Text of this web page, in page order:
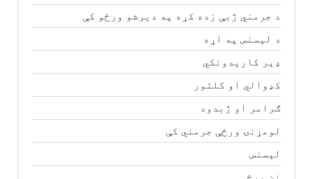
د جرمني ژبې زده کړه په دیرشو ورځو کې
د لېسنس په اړه
ډېر کارېدونکي
کډوالي او کلتور
ګرامر او ژبدود
لومړنۍ ورځې جرمني کې
لېسنس